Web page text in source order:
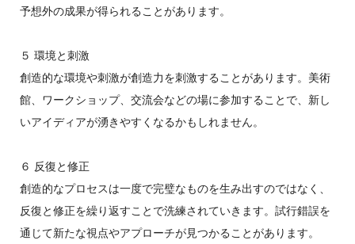
予想外の成果が得られることがあります。
５ 環境と刺激
創造的な環境や刺激が創造力を刺激することがあります。美術
館、ワークショップ、交流会などの場に参加することで、新し
いアイディアが湧きやすくなるかもしれません。
６ 反復と修正
創造的なプロセスは一度で完璧なものを生み出すのではなく、
反復と修正を繰り返すことで洗練されていきます。試行錯誤を
通じて新たな視点やアプローチが見つかることがあります。